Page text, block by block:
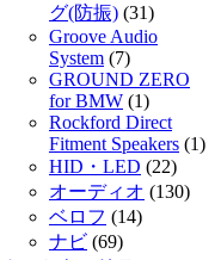
グ(防振) (31)
Groove Audio
System (7)
GROUND ZERO
for BMW (1)
Rockford Direct
Fitment Speakers (1)
HID・LED (22)
オーディオ (130)
ベロフ (14)
ナビ (69)